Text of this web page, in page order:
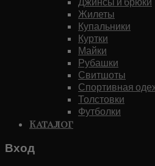
Жилеты
Купальники
Куртки
Майки
Рубашки
Свитшоты
Спортивная
Толстовки
Футболки
Каталог
Вход